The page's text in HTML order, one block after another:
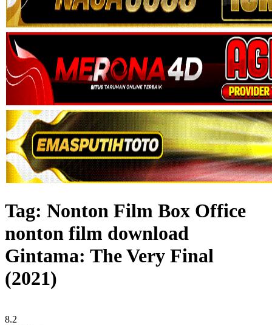
Tag: Nonton Film Box Office
nonton film download
Gintama: The Very Final
(2021)
8.2